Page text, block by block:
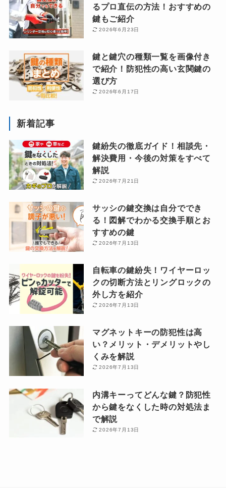
るプロ直伝の方法！おすすめの
鍵もご紹介
2026年6月23日
鍵と鍵穴の種類一覧を画像付き
で紹介！防犯性の高い玄関鍵の
選び方
2026年6月17日
新着記事
鍵紛失の徹底ガイド！相談先・
解決費用・今後の対策をすべて
解説
2026年7月21日
サッシの鍵交換は自分ででき
る！図解でわかる交換手順とお
すすめの鍵
2026年7月13日
自転車の鍵紛失！ワイヤーロッ
クの切断方法とリングロックの
外し方を紹介
2026年7月13日
マグネットキーの防犯性は高
い？メリット・デメリットやし
くみを解説
2026年7月13日
内溝キーってどんな鍵？防犯性
から鍵をなくした時の対処法ま
で解説
2026年7月13日